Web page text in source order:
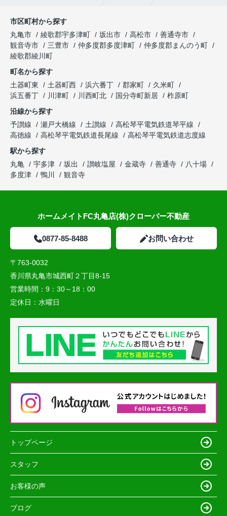
市区町村から探す
丸亀市
綾歌郡宇多津町 坂出市 高松市
善通寺市
観音寺市
三豊市 仲多度郡多度津町
仲多度郡まんのう町
綾歌郡綾川町
町名から探す
土器町東
土器町西 浜六番丁 郡家町
久米町
浜五番丁
川津町 川西町北 国分寺町新居
柞原町
沿線から探す
予讃線
瀬戸大橋線 土讃線
高松琴平電気鉄道琴平線
高徳線
高松琴平電気鉄道長尾線
高松琴平電気鉄道志度線
駅から探す
丸亀
宇多津 坂出 讃岐塩屋 金蔵寺 善通寺
八十場
多度津
鴨川 観音寺
ホームメイトFC丸亀店(株)クローバー不動産
0877-85-8488 お問い合わせ
〒763-0032
香川県丸亀市城西町２丁目8-15
営業時間： 9：30～18：00
定休日： 水曜日
トップページ
スタッフ
お客様の声
ブログ